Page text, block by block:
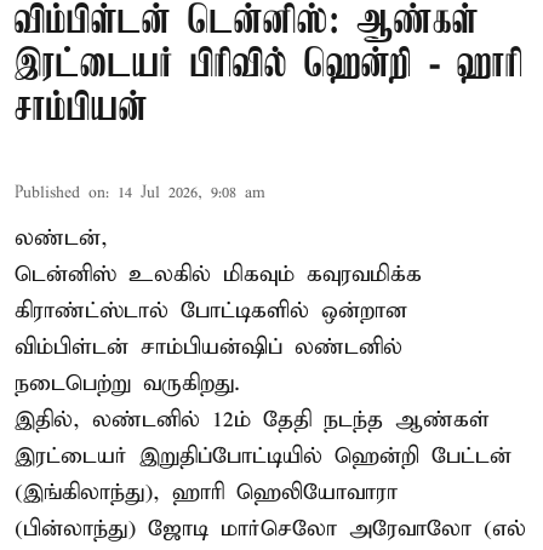
விம்பிள்டன் டென்னிஸ்: ஆண்கள்
இரட்டையர் பிரிவில் ஹென்றி - ஹாரி
சாம்பியன்
Published on: 14 Jul 2026, 9:08 am
லண்டன்,
டென்னிஸ் உலகில் மிகவும் கவுரவமிக்க
கிராண்ட்ஸ்டால் போட்டிகளில் ஒன்றான
விம்பிள்டன் சாம்பியன்ஷிப் லண்டனில்
நடைபெற்று வருகிறது.
இதில், லண்டனில் 12ம் தேதி நடந்த ஆண்கள்
இரட்டையர் இறுதிப்போட்டியில் ஹென்றி பேட்டன்
(இங்கிலாந்து), ஹாரி ஹெலியோவாரா
(பின்லாந்து) ஜோடி மார்செலோ அரேவாலோ (எல்